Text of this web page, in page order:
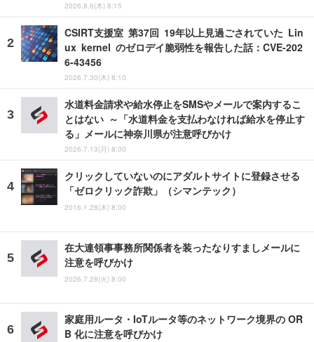
2026.8.6(木) 8:15
CSIRT支援室 第37回 19年以上見過ごされていた Lin
ux kernel のゼロデイ脆弱性を報告した話：CVE-202
6-43456
2026.7.30(木) 8:10
水道料金請求や給水停止をSMSやメールで案内するこ
とはない ～「水道料金を支払わなければ給水を停止す
る」メールに神奈川県が注意呼びかけ
2026.7.13(月) 8:00
クリックしていないのにアダルトサイトに登録させる
「ゼロクリック詐欺」（シマンテック）
2016.1.28(木) 8:00
在大連領事事務所関係者を装ったなりすましメールに
注意を呼びかけ
2026.7.28(火) 8:00
家庭用ルータ・IoTルータ等のネットワーク境界の OR
B 化に注意を呼びかけ